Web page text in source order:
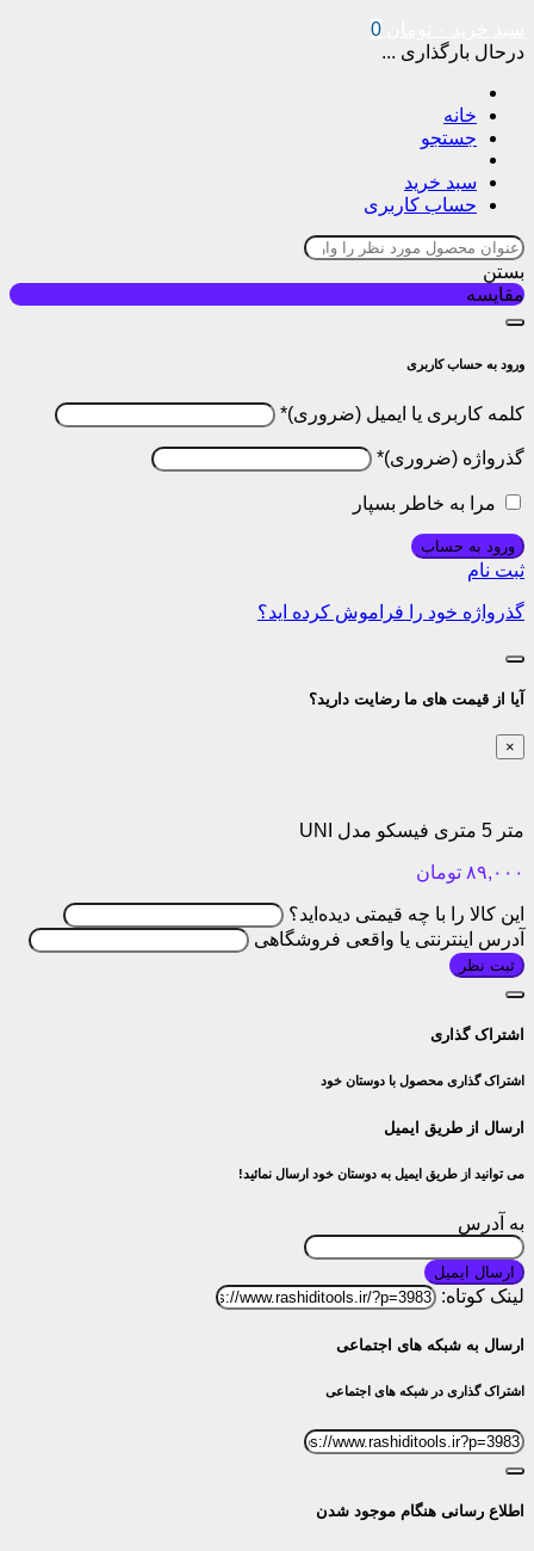
0
درحال بارگذاری ...
خانه
جستجو
سبد خرید
حساب کاربری
بستن
مقایسه
ورود به حساب کاربری
کلمه کاربری یا ایمیل *
گذرواژه *
مرا به خاطر بسپار
ورود به حساب
ثبت نام
گذرواژه خود را فراموش کرده اید؟
آیا از قیمت های ما رضایت دارید؟
×
متر 5 متری فیسکو مدل UNI
۸۹,۰۰۰ تومان
این کالا را با چه قیمتی دیده‌اید؟
آدرس اینترنتی یا واقعی فروشگاهی
ثبت نظر
اشتراک گذاری
اشتراک گذاری محصول با دوستان خود
ارسال از طریق ایمیل
می توانید از طریق ایمیل به دوستان خود ارسال نمائید!
به آدرس
ارسال ایمیل
لینک کوتاه:
ارسال به شبکه های اجتماعی
اشتراک گذاری در شبکه های اجتماعی
اطلاع رسانی هنگام موجود شدن